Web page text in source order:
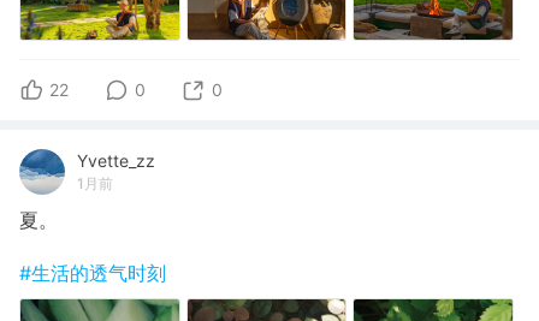
22 0 0
Yvette_zz
1月前
夏。
#生活的透气时刻